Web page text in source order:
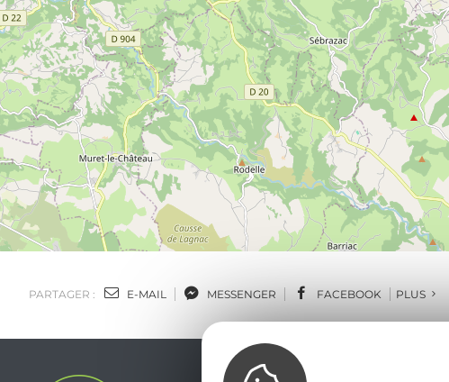
PARTAGER : E-MAIL MESSENGER FACEBOOK PLUS